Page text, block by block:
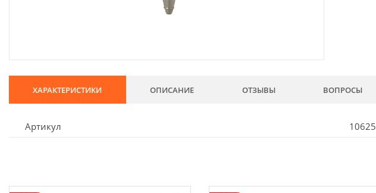
ХАРАКТЕРИСТИКИ ОПИСАНИЕ ОТЗЫВЫ ВОПРОСЫ
Артикул 10625